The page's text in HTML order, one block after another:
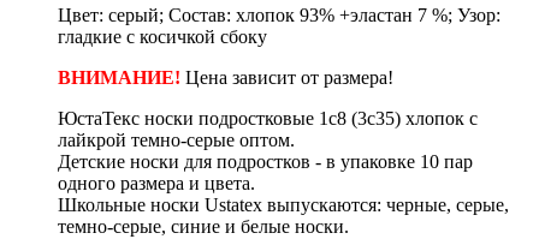
Цвет: серый; Состав: хлопок 93% +эластан 7 %; Узор:
гладкие с косичкой сбоку
ВНИМАНИЕ! Цена зависит от размера!
ЮстаТекс носки подростковые 1с8 (3с35) хлопок с
лайкрой темно-серые оптом.
Детские носки для подростков - в упаковке 10 пар
одного размера и цвета.
Школьные носки Ustatex выпускаются: черные, серые,
темно-серые, синие и белые носки.